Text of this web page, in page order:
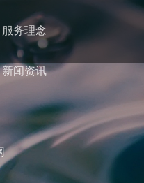
服务理念
新闻资讯